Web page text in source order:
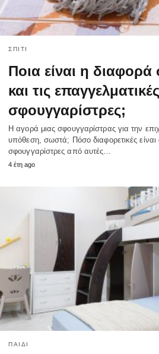
ΣΠΊΤΙ
Ποια είναι η διαφορά
και τις επαγγελματικές
σφουγγαρίστρες;
Η αγορά μιας σφουγγαρίστρας για την
υπόθεση, σωστά; Πόσο διαφορετικές είναι
σφουγγαρίστρες από αυτές…
4 έτη ago
ΠΑΙΔΊ